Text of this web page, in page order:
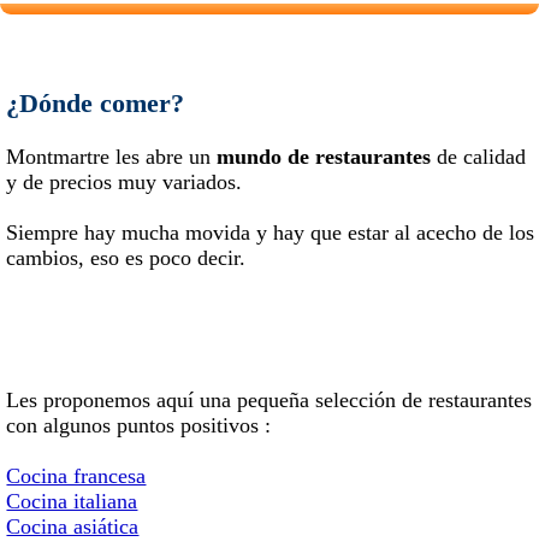
¿Dónde comer?
Montmartre les abre unmundo de restaurantes de calidad
y de precios muy variados.
Siempre hay mucha movida y hay que estar al acecho de los
cambios, eso es poco decir.
Les proponemos aquí una pequeña selección de restaurantes
con algunos puntos positivos :
Cocina francesa
Cocina italiana
Cocina asiática